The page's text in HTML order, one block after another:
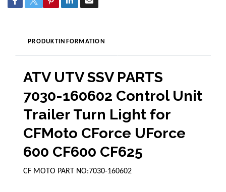
PRODUKTINFORMATION
ATV UTV SSV PARTS
7030-160602 Control Unit
Trailer Turn Light for
CFMoto CForce UForce
600 CF600 CF625
CF MOTO PART NO:7030-160602